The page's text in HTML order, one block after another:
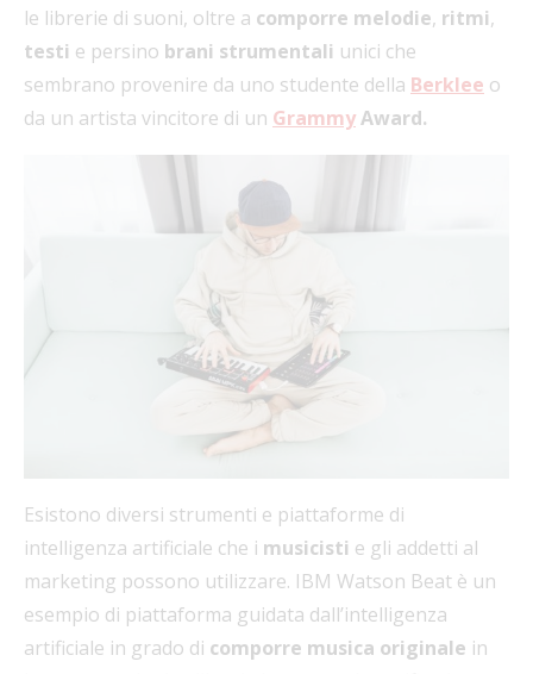
le librerie di suoni, oltre a comporre melodie, ritmi,
testi e persino brani strumentali unici che
sembrano provenire da uno studente della Berklee o
da un artista vincitore di un GrammyAward.
Esistono diversi strumenti e piattaforme di
intelligenza artificiale che i musicisti e gli addetti al
marketing possono utilizzare. IBM Watson Beat è un
esempio di piattaforma guidata dall’intelligenza
artificiale in grado di comporre musica originale in